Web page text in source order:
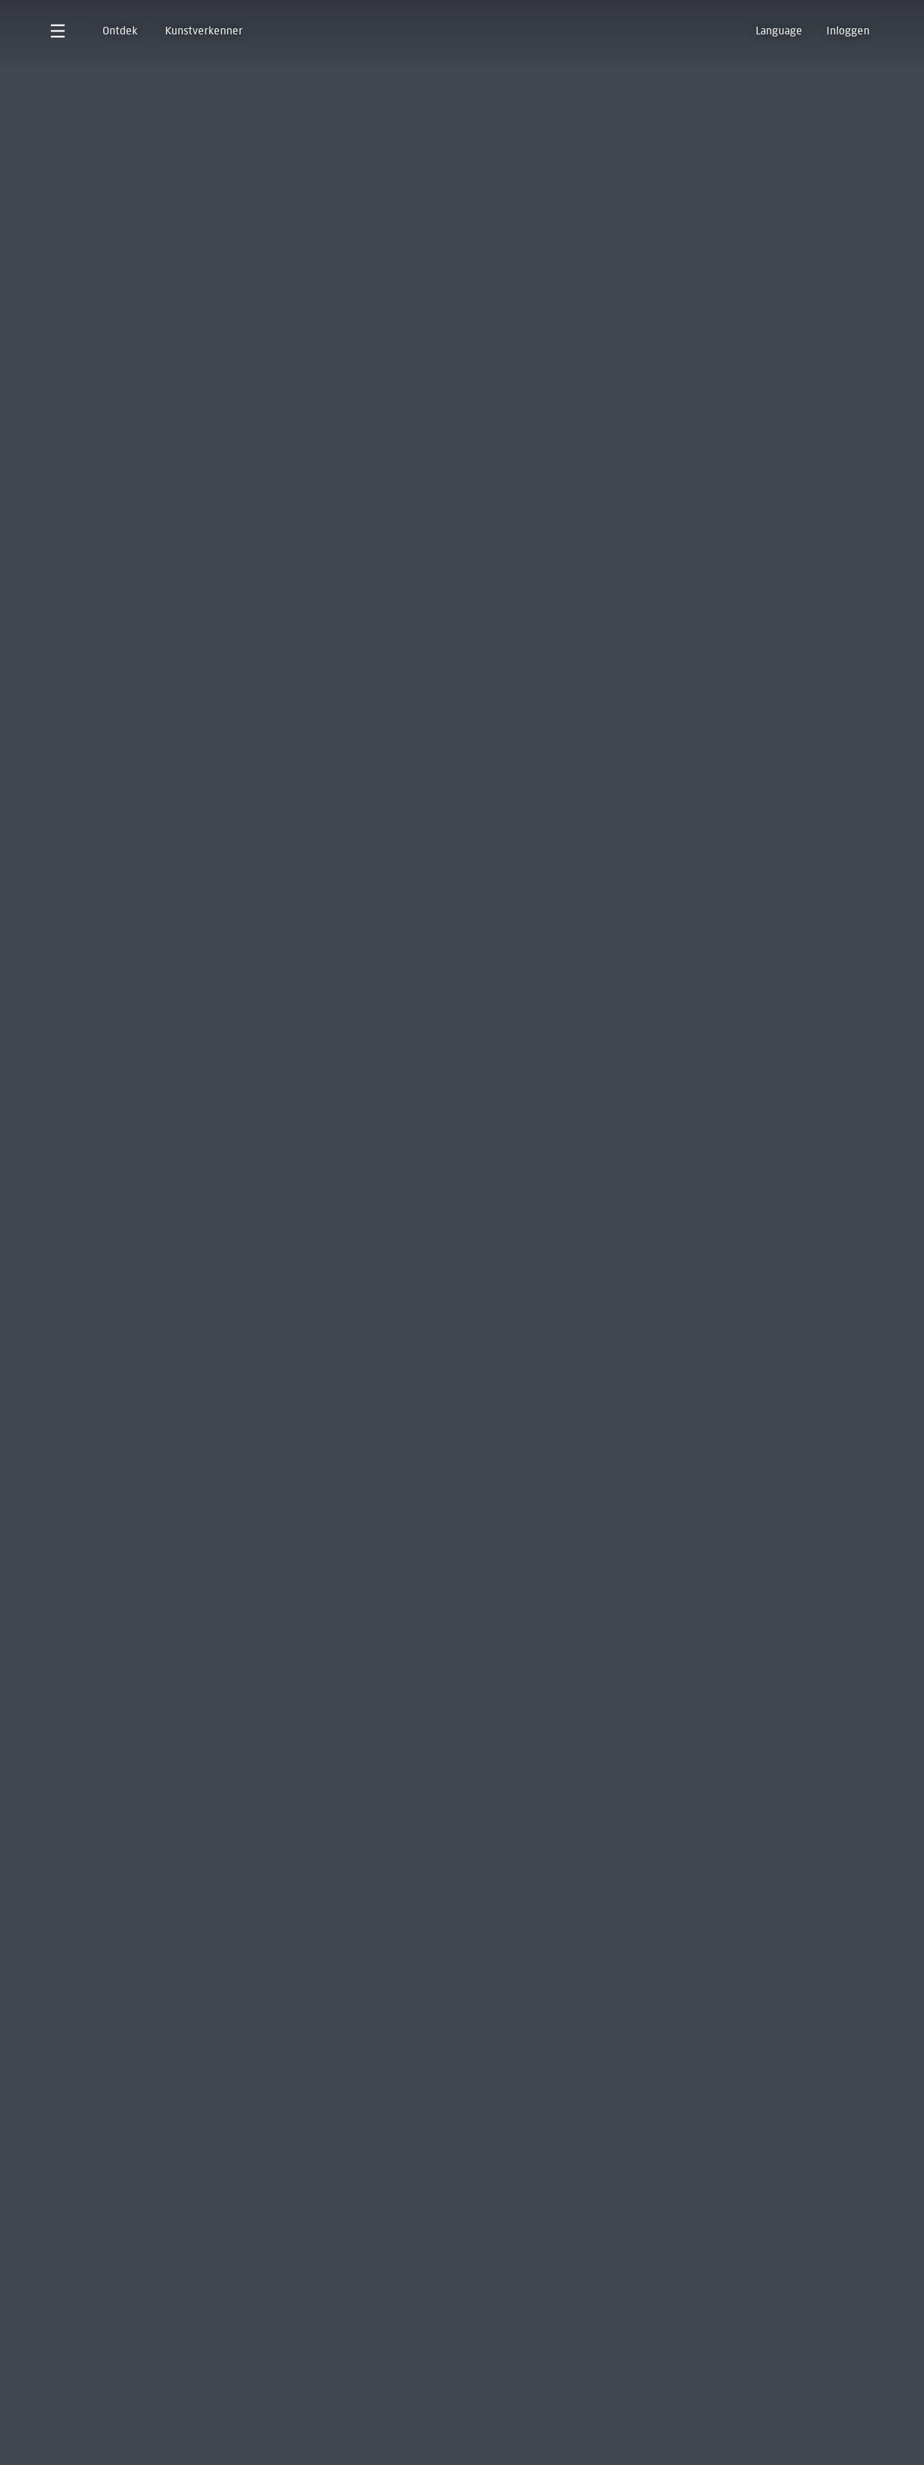
Ontdek Kunstverkenner Language Inloggen